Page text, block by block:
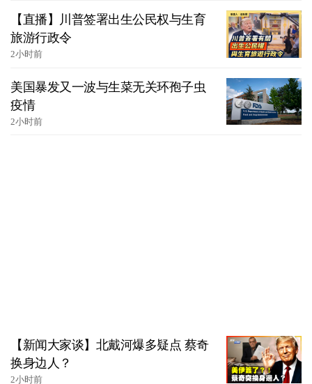
【直播】川普签署出生公民权与生育
旅游行政令
2小时前
美国暴发又一波与生菜无关环孢子虫
疫情
2小时前
【新闻大家谈】北戴河爆多疑点 蔡奇
换身边人？
2小时前